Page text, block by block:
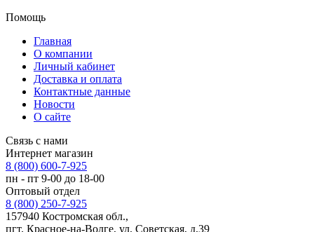
Помощь
Главная
О компании
Личный кабинет
Доставка и оплата
Контактные данные
Новости
О сайте
Связь с нами
Интернет магазин
8 (800) 600-7-925
пн - пт 9-00 до 18-00
Оптовый отдел
8 (800) 250-7-925
157940 Костромская обл.,
пгт. Красное-на-Волге, ул. Советская, д.39